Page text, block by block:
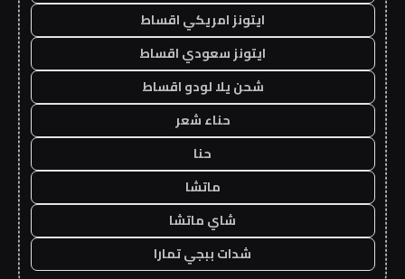
ايتونز امريكي اقساط
ايتونز سعودي اقساط
شحن يلا لودو اقساط
حناء شعر
حنا
ماتشا
شاي ماتشا
شدات ببجي تمارا